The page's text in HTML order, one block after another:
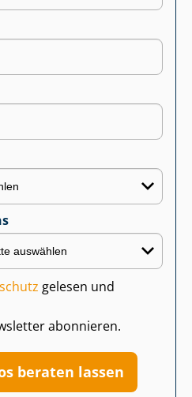
gelesen und
abonnieren.
beraten lassen